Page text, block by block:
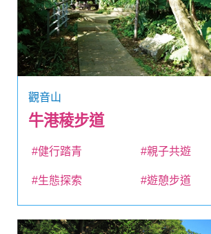
觀音山
牛港稜步道
#健行踏青 #親子共遊
#生態探索 #遊憩步道